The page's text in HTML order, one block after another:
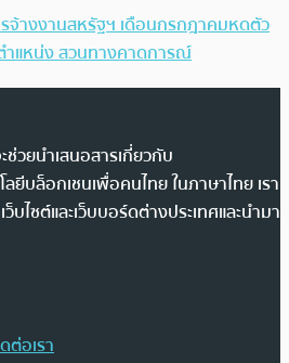
จ้างงานสหรัฐฯ เดือนกรกฎาคมหดตัว
ำแหน่ง สวนทางคาดการณ์
วยนำเสนอสารเกี่ยวกับ
ยีบล็อกเชนเพื่อคนไทย ในภาษาไทย เรา
ไซต์และเว็บบอร์ดต่างประเทศและนำมา
ต่อเรา